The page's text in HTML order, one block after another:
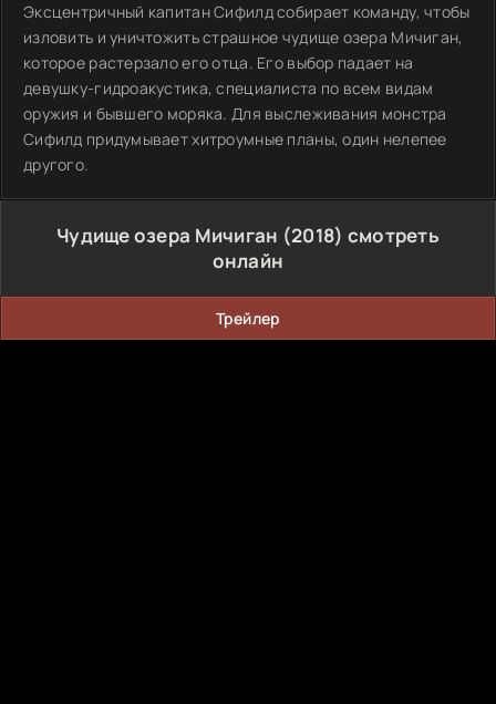
Эксцентричный капитан Сифилд собирает команду, чтобы
изловить и уничтожить страшное чудище озера Мичиган,
которое растерзало его отца. Его выбор падает на
девушку-гидроакустика, специалиста по всем видам
оружия и бывшего моряка. Для выслеживания монстра
Сифилд придумывает хитроумные планы, один нелепее
другого.
Чудище озера Мичиган (2018) смотреть
онлайн
Трейлер